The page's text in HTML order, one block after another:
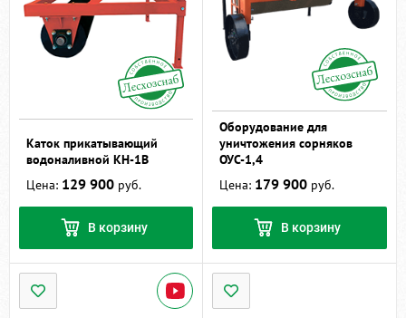
Каток прикатывающий
водоналивной КН-1В
Цена: 129 900 руб.
В корзину
Оборудование для
уничтожения сорняков
ОУС-1,4
Цена: 179 900 руб.
В корзину